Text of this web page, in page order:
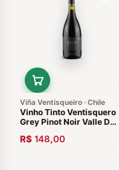
Viña Ventisqueiro · Chile
Vinho Tinto Ventisquero
Grey Pinot Noir Valle De
R$ 148,00